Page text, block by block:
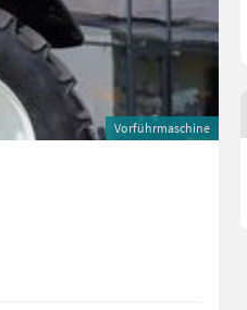
Vorführmaschine